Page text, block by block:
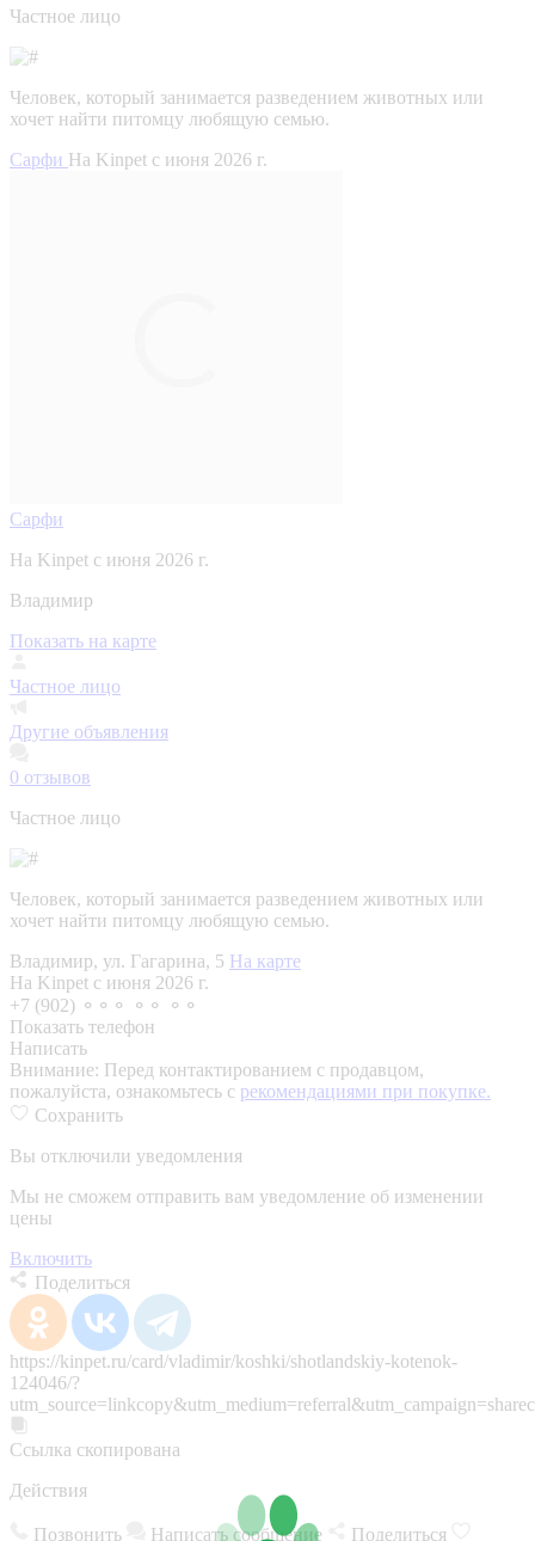
Частное лицо
Человек, который занимается разведением животных или
хочет найти питомцу любящую семью.
Сарфи На Kinpet c июня 2026 г.
Сарфи
На Kinpet c июня 2026 г.
Владимир
Показать на карте
Частное лицо
Другие объявления
0 отзывов
Частное лицо
Человек, который занимается разведением животных или
хочет найти питомцу любящую семью.
Владимир, ул. Гагарина, 5 На карте
На Kinpet c июня 2026 г.
+7 (902) ⚬⚬⚬ ⚬⚬ ⚬⚬
Показать телефон
Написать
Внимание: Перед контактированием с продавцом,
пожалуйста, ознакомьтесь с рекомендациями при покупке.
Сохранить
Вы отключили уведомления
Мы не сможем отправить вам уведомление об изменении
цены
Включить
Поделиться
https://kinpet.ru/card/vladimir/koshki/shotlandskiy-kotenok-
124046/?
Ссылка скопирована
Действия
Позвонить Написать сообщение Поделиться